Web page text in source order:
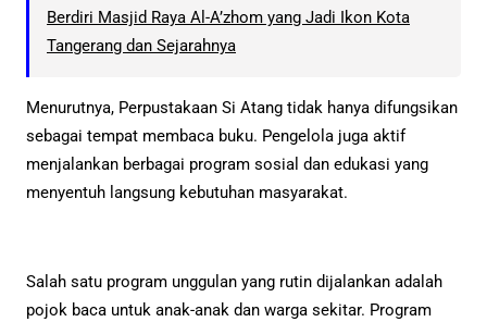
Berdiri Masjid Raya Al-A’zhom yang Jadi Ikon Kota
Tangerang dan Sejarahnya
Menurutnya, Perpustakaan Si Atang tidak hanya difungsikan
sebagai tempat membaca buku. Pengelola juga aktif
menjalankan berbagai program sosial dan edukasi yang
menyentuh langsung kebutuhan masyarakat.
Salah satu program unggulan yang rutin dijalankan adalah
pojok baca untuk anak-anak dan warga sekitar. Program